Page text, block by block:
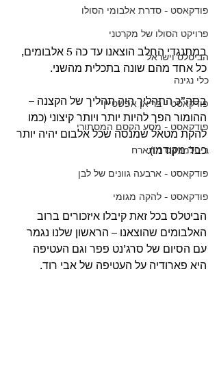
פודקאסט - סדרת אלבומי הסולו
פרויקט הסולו של מקרטני
הביטלס וישראל
כלי נגינה
פודקאסט - בריאן אפשטיין
פודקאסט - מסע הקסם המסתורי
ביטלמניקס מתארח
פודקאסט - ארבעה גוונים של לבן
פודקאסט - להקה מגומי
במתנגדי החלב הוצאנו עד כה 5 אלבומים,
כל אחד מהם שונה בתכלית מהשני.
בסה”כ התהליך היה תהליך של הקצנה –
ההומור הפך להיות יותר ויותר קיצוני (כמו
להקת מטאל שמנסה שכל אלבום יהיה יותר
כבד מקודמו).
הביטלס בכל זאת קיבלו איזכורים ברוב
האלבומים שהוצאנו – הראשון שלנו נגמר
עם הסיום של סרג’נט פפר וגם העטיפה
היא פארודיה על העטיפה של אבי רוד.